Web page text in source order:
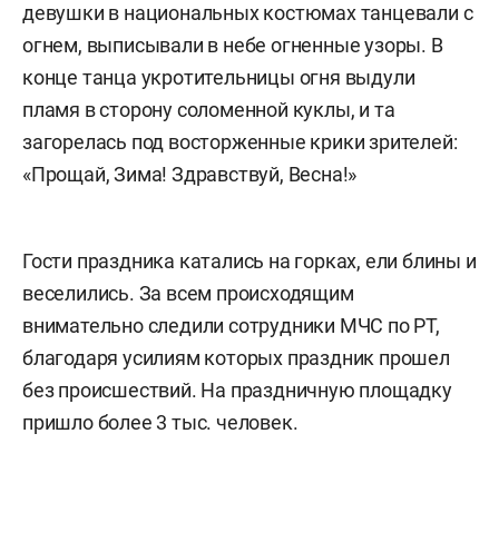
девушки в национальных костюмах танцевали с
огнем, выписывали в небе огненные узоры. В
конце танца укротительницы огня выдули
пламя в сторону соломенной куклы, и та
загорелась под восторженные крики зрителей:
«Прощай, Зима! Здравствуй, Весна!»
Гости праздника катались на горках, ели блины и
веселились. За всем происходящим
внимательно следили сотрудники МЧС по РТ,
благодаря усилиям которых праздник прошел
без происшествий. На праздничную площадку
пришло более 3 тыс. человек.